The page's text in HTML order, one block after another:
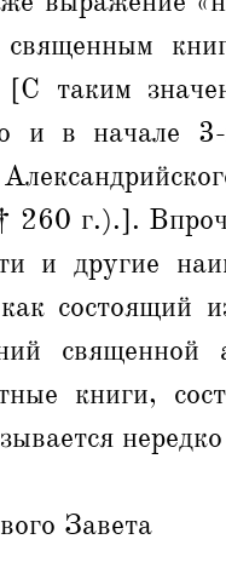
[С таким
и в начале
260 г.).].
и другие
состоящий
книги,
Завета